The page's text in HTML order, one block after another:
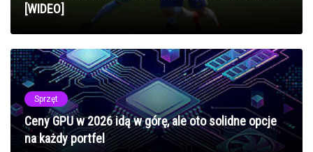
[WIDEO]
Sprzęt
Ceny GPU w 2026 idą w górę, ale oto solidne opcje
na każdy portfel